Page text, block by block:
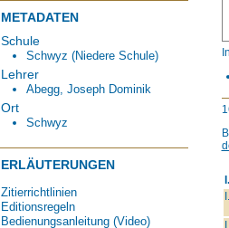
METADATEN
Schule
Schwyz (Niedere Schule)
Lehrer
Abegg, Joseph Dominik
Ort
Schwyz
ERLÄUTERUNGEN
Zitierrichtlinien
Editionsregeln
Bedienungsanleitung (Video)